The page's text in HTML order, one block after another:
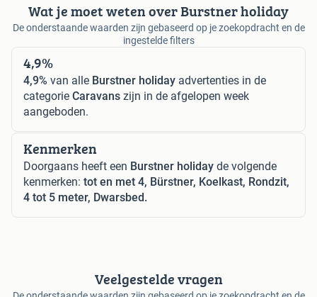
Wat je moet weten over Burstner holiday
De onderstaande waarden zijn gebaseerd op je zoekopdracht en de
ingestelde filters
4,9%
4,9% van alle Burstner holiday advertenties in de
categorie Caravans zijn in de afgelopen week
aangeboden.
Kenmerken
Doorgaans heeft een Burstner holiday de volgende
kenmerken: tot en met 4, Bürstner, Koelkast, Rondzit,
4 tot 5 meter, Dwarsbed.
Veelgestelde vragen